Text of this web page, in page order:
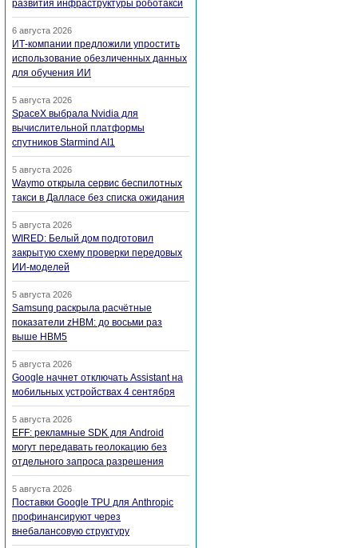
развития инфраструктуры роботакси
6 августа 2026
ИТ-компании предложили упростить
использование обезличенных данных
для обучения ИИ
5 августа 2026
SpaceX выбрала Nvidia для
вычислительной платформы
спутников Starmind AI1
5 августа 2026
Waymo открыла сервис беспилотных
такси в Далласе без списка ожидания
5 августа 2026
WIRED: Белый дом подготовил
закрытую схему проверки передовых
ИИ-моделей
5 августа 2026
Samsung раскрыла расчётные
показатели zHBM: до восьми раз
выше HBM5
5 августа 2026
Google начнет отключать Assistant на
мобильных устройствах 4 сентября
5 августа 2026
EFF: рекламные SDK для Android
могут передавать геолокацию без
отдельного запроса разрешения
5 августа 2026
Поставки Google TPU для Anthropic
профинансируют через
внебалансовую структуру